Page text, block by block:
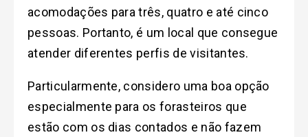
acomodações para três, quatro e até cinco
pessoas. Portanto, é um local que consegue
atender diferentes perfis de visitantes.
Particularmente, considero uma boa opção
especialmente para os forasteiros que
estão com os dias contados e não fazem